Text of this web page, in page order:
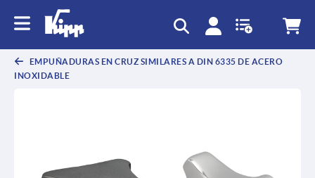
EMPUÑADURAS EN CRUZ SIMILARES A DIN 6335 DE ACERO
INOXIDABLE